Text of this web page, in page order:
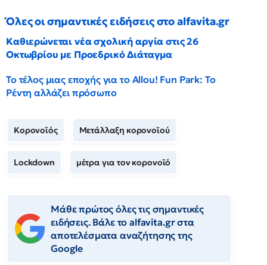
Όλες οι σημαντικές ειδήσεις στο alfavita.gr
Καθιερώνεται νέα σχολική αργία στις 26
Οκτωβρίου με Προεδρικό Διάταγμα
Το τέλος μιας εποχής για το Allou! Fun Park: Το
Ρέντη αλλάζει πρόσωπο
Κορονοϊός Μετάλλαξη κορονοϊού
Lockdown μέτρα για τον κορονοϊό
Μάθε πρώτος όλες τις σημαντικές
ειδήσεις. Βάλε το alfavita.gr στα
αποτελέσματα αναζήτησης της
Google